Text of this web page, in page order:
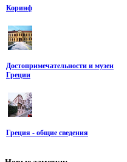
Коринф
Достопримечательности и музеи
Греции
Греция - общие сведения